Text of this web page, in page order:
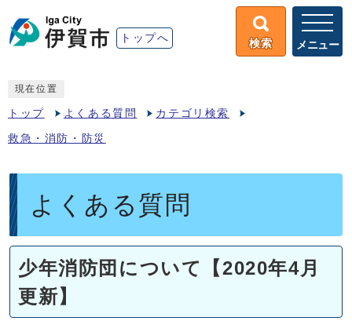
トップへ 検索 メニュー
現在位置
トップ よくある質問 カテゴリ検索
救急・消防・防災
よくある質問
少年消防団について【2020年4月
更新】